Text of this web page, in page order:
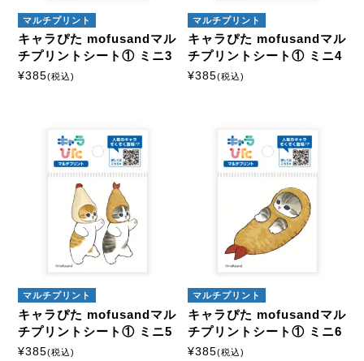
マルチプリント
キャラぴた mofusandマル
チプリントシート① ミニ3
¥385(税込)
マルチプリント
キャラぴた mofusandマル
チプリントシート① ミニ4
¥385(税込)
マルチプリント
キャラぴた mofusandマル
チプリントシート① ミニ5
¥385(税込)
マルチプリント
キャラぴた mofusandマル
チプリントシート① ミニ6
¥385(税込)